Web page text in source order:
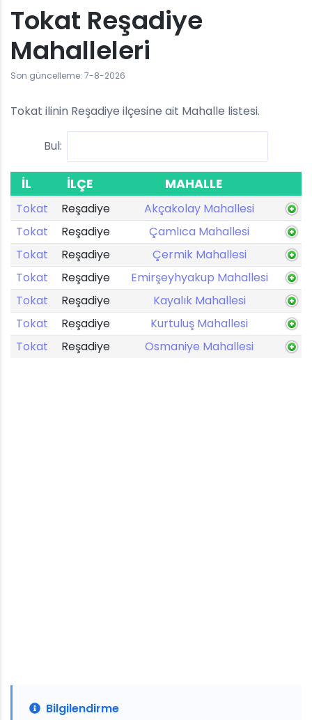
Tokat Reşadiye
Mahalleleri
Son güncelleme: 7-8-2026
Tokat ilinin Reşadiye ilçesine ait Mahalle listesi.
Bul:
İL İLÇE MAHALLE
Tokat Reşadiye
Akçakolay Mahallesi
Tokat
Reşadiye
Çamlıca Mahallesi
Tokat
Reşadiye
Çermik Mahallesi
Tokat
Reşadiye
Emirşeyhyakup Mahallesi
Tokat
Reşadiye
Kayalık Mahallesi
Tokat
Reşadiye
Kurtuluş Mahallesi
Tokat
Reşadiye Osmaniye Mahallesi
Bilgilendirme